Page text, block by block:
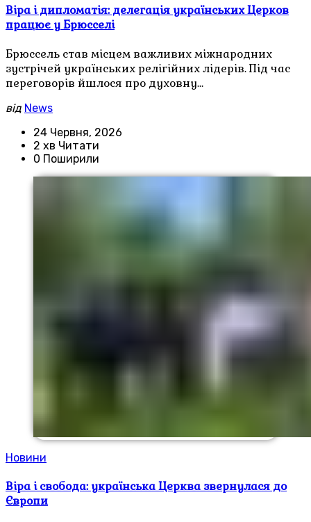
Віра і дипломатія: делегація українських Церков
працює у Брюсселі
Брюссель став місцем важливих міжнародних
зустрічей українських релігійних лідерів. Під час
переговорів йшлося про духовну…
від News
24 Червня, 2026
2 хв Читати
0 Поширили
Новини
Віра і свобода: українська Церква звернулася до
Європи